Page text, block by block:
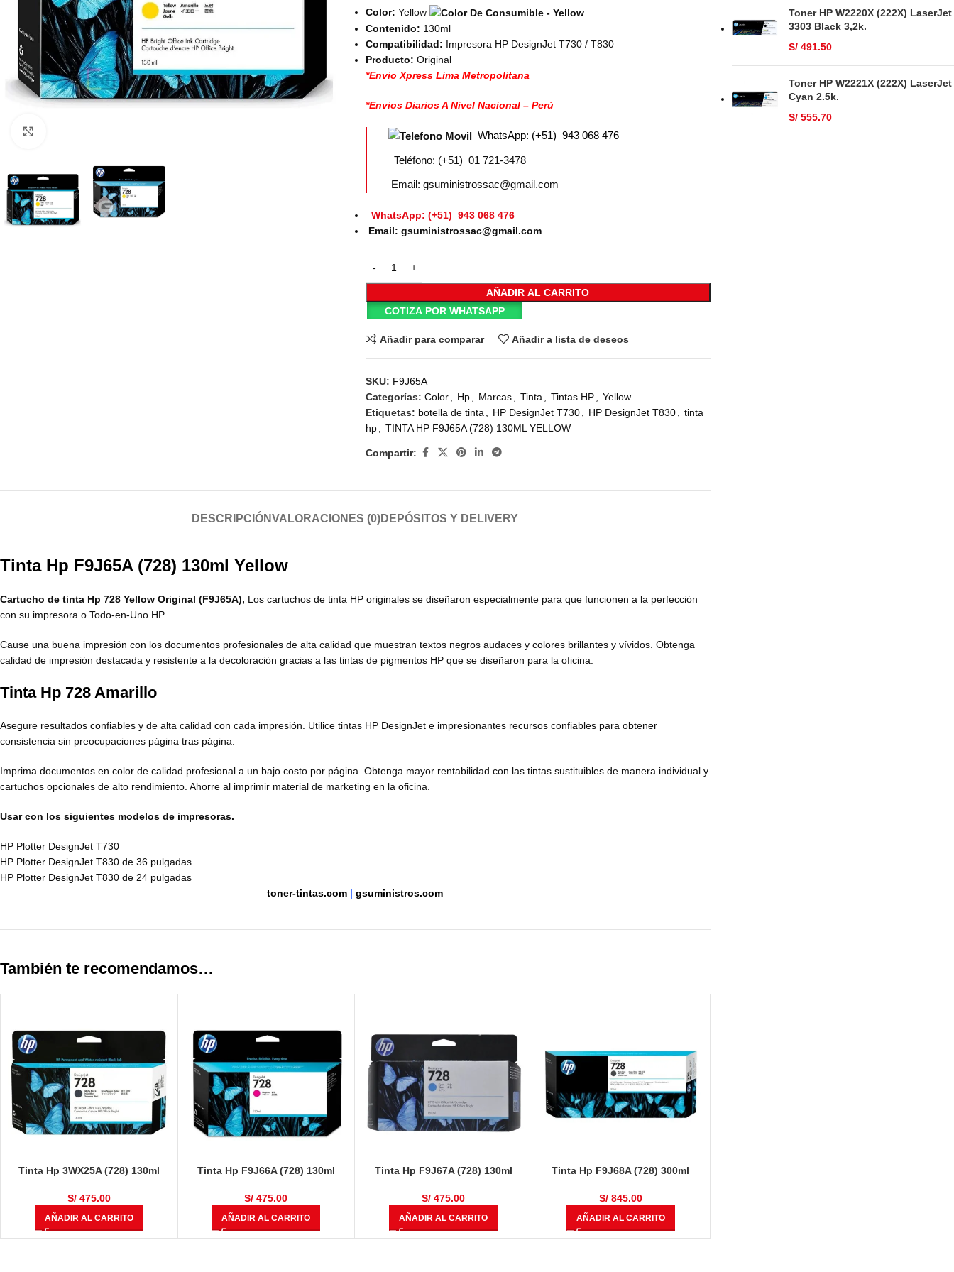
Color:Yellow
Contenido: 130ml
Compatibilidad: Impresora HP DesignJet T730 / T830
Producto: Original
*Envio Xpress Lima Metropolitana
*Envios Diarios A Nivel Nacional – Perú
WhatsApp: (+51) 943 068 476
Teléfono: (+51) 01 721-3478
Email: gsuministrossac@gmail.com
WhatsApp: (+51) 943 068 476
Email: gsuministrossac@gmail.com
AÑADIR AL CARRITO
COTIZA POR WHATSAPP
Añadir para comparar Añadir a lista de deseos
SKU: F9J65A
Categorías: Color, Hp, Marcas, Tinta, Tintas HP, Yellow
Etiquetas: botella de tinta, HP DesignJet T730, HP DesignJet T830, tinta
hp, TINTA HP F9J65A (728) 130ML YELLOW
Compartir:
DESCRIPCIÓNVALORACIONES (0)DEPÓSITOS Y DELIVERY
Tinta Hp F9J65A (728) 130ml Yellow
Cartucho de tinta Hp 728 Yellow Original (F9J65A), Los cartuchos de tinta HP originales se diseñaron especialmente para que funcionen a la perfección
con su impresora o Todo-en-Uno HP.
Cause una buena impresión con los documentos profesionales de alta calidad que muestran textos negros audaces y colores brillantes y vívidos. Obtenga
calidad de impresión destacada y resistente a la decoloración gracias a las tintas de pigmentos HP que se diseñaron para la oficina.
Tinta Hp 728 Amarillo
Asegure resultados confiables y de alta calidad con cada impresión. Utilice tintas HP DesignJet e impresionantes recursos confiables para obtener
consistencia sin preocupaciones página tras página.
Imprima documentos en color de calidad profesional a un bajo costo por página. Obtenga mayor rentabilidad con las tintas sustituibles de manera individual y
cartuchos opcionales de alto rendimiento. Ahorre al imprimir material de marketing en la oficina.
Usar con los siguientes modelos de impresoras.
HP Plotter DesignJet T730
HP Plotter DesignJet T830 de 36 pulgadas
HP Plotter DesignJet T830 de 24 pulgadas
toner-tintas.com |gsuministros.com
También te recomendamos…
Tinta Hp 3WX25A (728) 130ml
S/475.00
AÑADIR AL CARRITO
Tinta Hp F9J66A (728) 130ml
S/ 475.00
AÑADIR AL CARRITO
Tinta Hp F9J67A (728) 130ml
S/ 475.00
AÑADIR AL CARRITO
Tinta Hp F9J68A (728) 300ml
S/845.00
AÑADIR AL CARRITO
Toner HP W2220X (222X) LaserJet
3303 Black 3,2k.
S/491.50
Toner HP W2221X (222X) LaserJet
Cyan 2.5k.
S/555.70